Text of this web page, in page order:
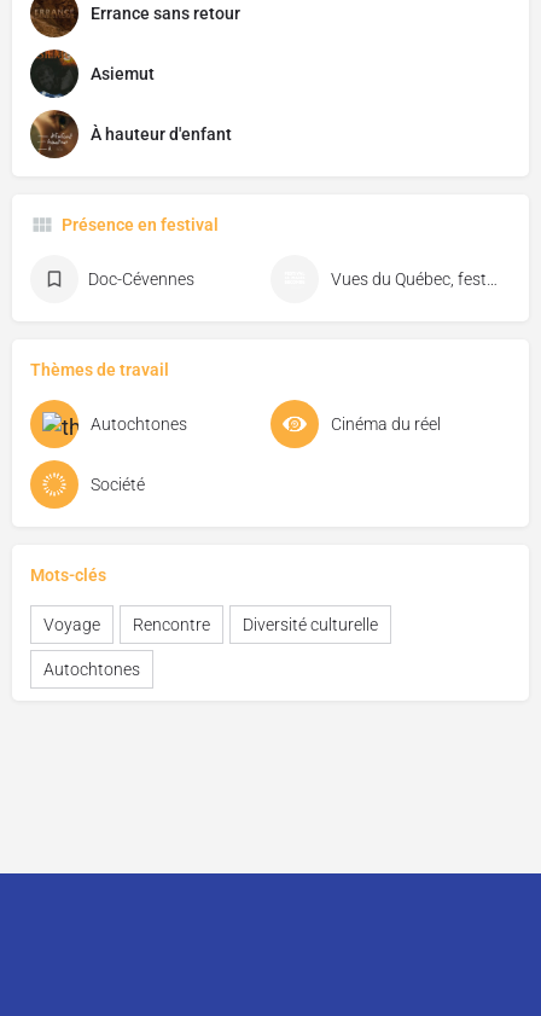
Errance sans retour
Asiemut
À hauteur d'enfant
Présence en festival
Doc-Cévennes
Thèmes de travail
Autochtones Cinéma du réel
Société
Mots-clés
Voyage Rencontre Diversité culturelle
Autochtones